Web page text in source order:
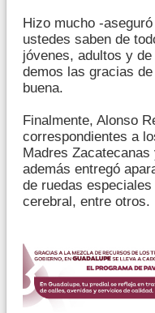
Hizo mucho -
ustedes saben de
jóvenes, adultos y
demos las gracias
buena.
Finalmente, Alonso
correspondientes a
Madres
además entregó
de ruedas
cerebral, entre otros.